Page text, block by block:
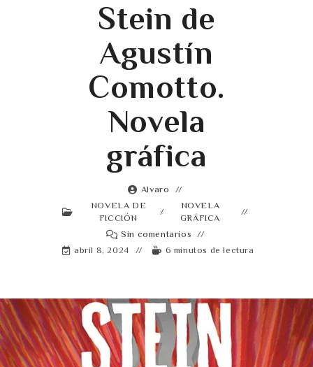
Stein de
Agustín
Comotto.
Novela
gráfica
Alvaro
NOVELA DE
FICCIÓN
/
NOVELA
GRÁFICA
Sin comentarios
abril 8, 2024
6 minutos de lectura